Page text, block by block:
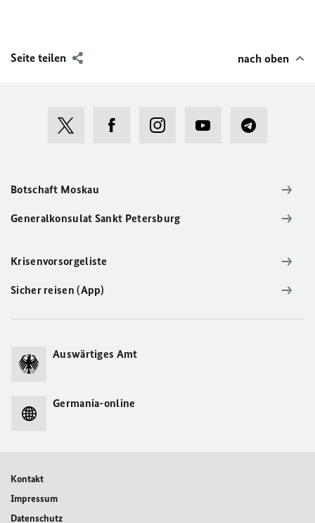
Seite teilen nach oben
Botschaft Moskau
Generalkonsulat Sankt Petersburg
Krisenvorsorgeliste
Sicher reisen (App)
Auswärtiges Amt
Germania-online
Kontakt
Impressum
Datenschutz